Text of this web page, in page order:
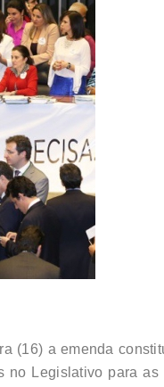
(16) a emenda
Legislativo para as